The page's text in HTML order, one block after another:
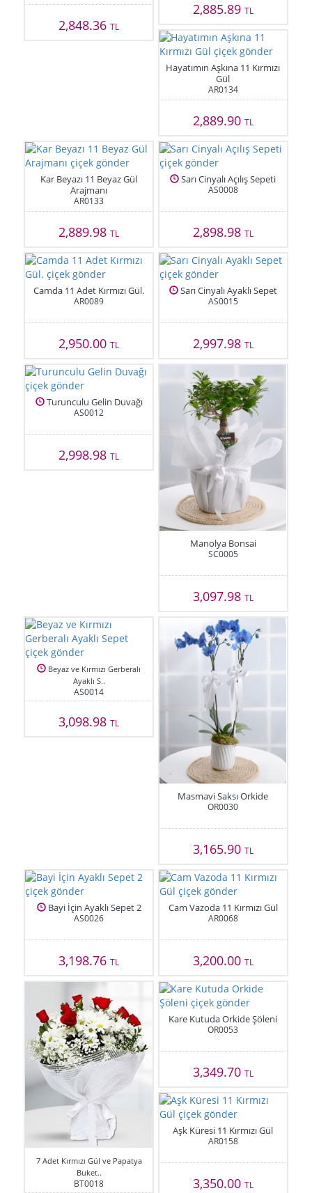
2,848.36TL
2,885.89 TL
Hayatımın Aşkına 11 Kırmızı
Gül
AR0134
2,889.90 TL
Kar Beyazı 11 Beyaz Gül
Arajmanı
AR0133
2,889.98TL
Sarı Cinyalı Açılış Sepeti
AS0008
2,898.98 TL
Camda 11 Adet Kırmızı Gül.
AR0089
2,950.00TL
Sarı Cinyalı Ayaklı Sepet
AS0015
2,997.98 TL
Turunculu Gelin Duvağı
AS0012
2,998.98TL
Manolya Bonsai
SC0005
3,097.98 TL
Beyaz ve Kırmızı Gerberalı
Ayaklı S..
AS0014
3,098.98TL
Masmavi Saksı Orkide
OR0030
3,165.90 TL
Bayi İçin Ayaklı Sepet 2
AS0026
3,198.76TL
Cam Vazoda 11 Kırmızı Gül
AR0068
3,200.00 TL
7 Adet Kırmızı Gül ve Papatya
Buket..
BT0018
Kare Kutuda Orkide Şöleni
OR0053
3,349.70 TL
Aşk Küresi 11 Kırmızı Gül
AR0158
3,350.00 TL